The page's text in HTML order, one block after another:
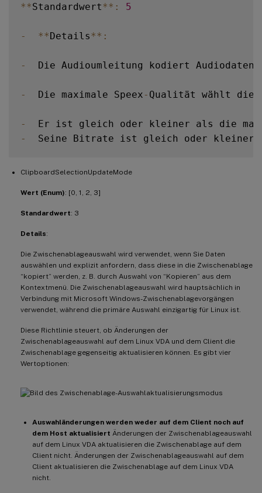
**Standardwert** : 5
- **Details** :
-
Die Audioumleitung kodiert Audiodaten
-
  Die maximale Speex
- Qualität wählt die
-
Er ist gleich oder kleiner als die
-
Seine Bitrate ist gleich oder kleiner
- Verwandte Einstellungen
-
  PrimarySelectionUpdateMode
** Standardwert**: 3
**Details**:
Die primäre Auswahl wird verwendet, wenn
Diese Richtlinie steuert, ob Änderungen
**Host-Auswahländerungen werden
Änderungen der primären Auswahl auf dem
ClipboardSelectionUpdateMode
Wert (Enum): [0, 1, 2, 3]
Standardwert: 3
Details:
Die Zwischenablageauswahl wird verwendet, wenn Sie Daten
auswählen und explizit anfordern, dass diese in die Zwischenablage
“kopiert” werden, z. B. durch Auswahl von “Kopieren” aus dem
Kontextmenü. Die Zwischenablageauswahl wird hauptsächlich in
Verbindung mit Microsoft Windows-Zwischenablagevorgängen
verwendet, während die primäre Auswahl einzigartig für Linux ist.
Diese Richtlinie steuert, ob Änderungen der
Zwischenablageauswahl auf dem Linux VDA und dem Client die
Zwischenablage gegenseitig aktualisieren können. Es gibt vier
Wertoptionen:
Auswahländerungen werden weder auf dem Client noch auf
dem Host aktualisiert Änderungen der Zwischenablageauswahl
auf dem Linux VDA aktualisieren die Zwischenablage auf dem
Client nicht. Änderungen der Zwischenablageauswahl auf dem
Client aktualisieren die Zwischenablage auf dem Linux VDA
nicht.